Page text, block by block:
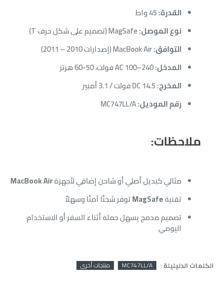
القدرة:
نوع الموصل:
التوافق:
المدخل:
المخرج:
رقم الموديل:
ملاحظات:
مثالي كبديل أصلي أو شاحن إضافي لأجهزةMacBook Air
تقنيةMagSafeتوفر شحنًا آمنًا وسهلاً
تصميم مدمج يسهل حمله أثناء السفر أو الاستخدام
اليومي
الكلمات الدليليلة : MC747LL/A منتجات أخرى